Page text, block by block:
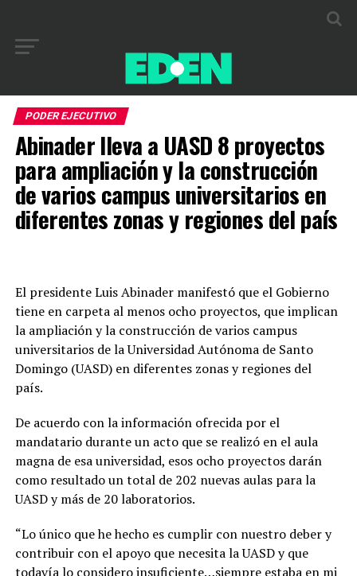
PODER EJECUTIVO
Abinader lleva a UASD 8 proyectos
para amplia­ción y la construcción
de varios campus universita­rios en
diferentes zonas y regiones del país
El presidente Luis Abina­der manifestó que el Go­bierno
tiene en carpeta al menos ocho proyectos, que implican
la amplia­ción y la construcción de varios campus
universita­rios de la Universidad Au­tónoma de Santo
Domin­go (UASD) en diferentes zonas y regiones del
país.
De acuerdo con la in­formación ofrecida por el
mandatario durante un acto que se realizó en el aula
magna de esa univer­sidad, esos ocho proyectos darán
como resultado un total de 202 nuevas aulas para la
UASD y más de 20 laboratorios.
“Lo único que he hecho es cumplir con nuestro de­ber y
contribuir con el apo­yo que necesita la UASD y que
todavía lo considero insuficiente…siempre es­taba en mi